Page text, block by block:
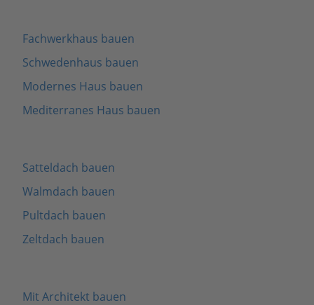
Fachwerkhaus bauen
Schwedenhaus bauen
Modernes Haus bauen
Mediterranes Haus bauen
Satteldach bauen
Walmdach bauen
Pultdach bauen
Zeltdach bauen
Mit Architekt bauen